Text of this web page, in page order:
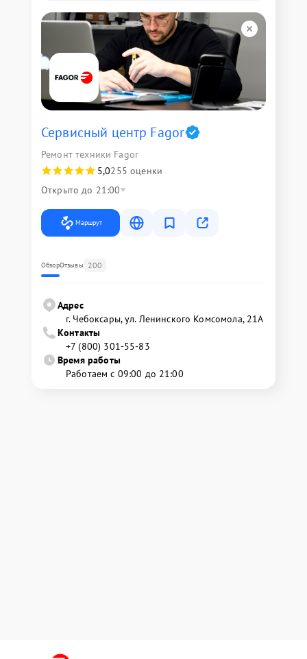
Сервисный центр Fagor
Ремонт техники Fagor
5,0255 оценки
Открыто до 21:00
Маршрут
ОбзорОтзывы 200
Адрес
г. Чебоксары, ул. Ленинского Комсомола, 21А
Контакты
+7 (800) 301-55-83
Время работы
Работаем с 09:00 до 21:00